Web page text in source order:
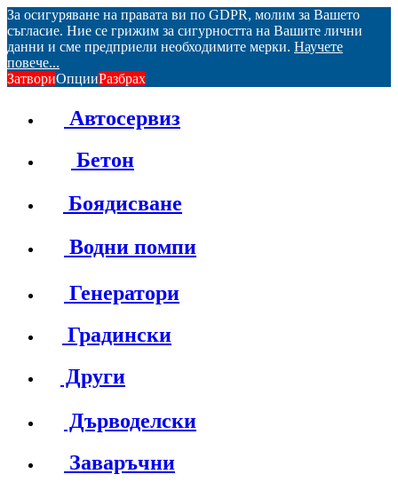
За осигуряване на правата ви по GDPR, молим за Вашето
съгласие. Ние се грижим за сигурността на Вашите лични
данни и сме предприели необходимите мерки. Научете
повече...
ЗатвориОпцииРазбрах
Автосервиз
Бетон
Боядисване
Водни помпи
Генератори
Градински
Други
Дърводелски
Заваръчни